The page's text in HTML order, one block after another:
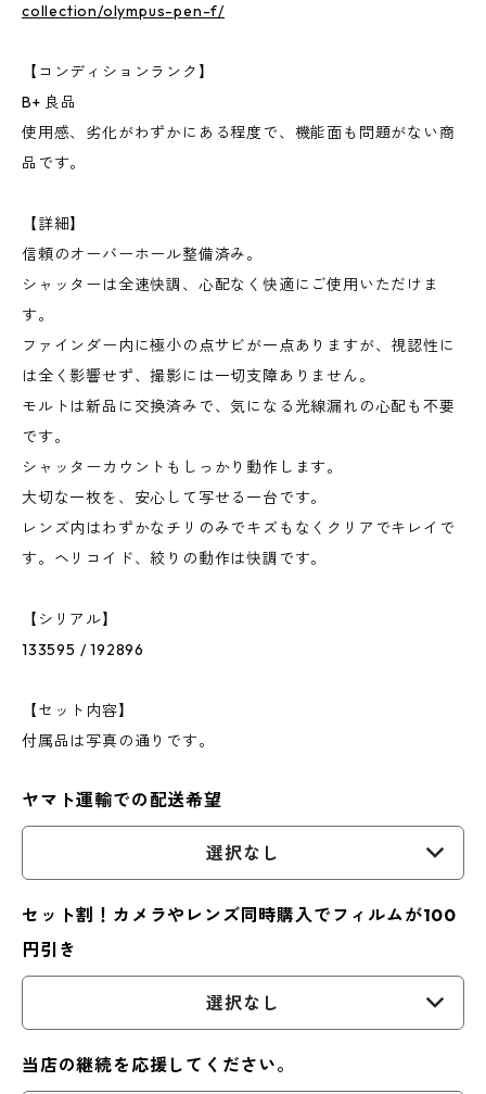
collection/olympus-pen-f/
【コンディションランク】
B+ 良品
使用感、劣化がわずかにある程度で、機能面も問題がない商
品です。
【詳細】
信頼のオーバーホール整備済み。
シャッターは全速快調、心配なく快適にご使用いただけま
す。
ファインダー内に極小の点サビが一点ありますが、視認性に
は全く影響せず、撮影には一切支障ありません。
モルトは新品に交換済みで、気になる光線漏れの心配も不要
です。
シャッターカウントもしっかり動作します。
大切な一枚を、安心して写せる一台です。
レンズ内はわずかなチリのみでキズもなくクリアでキレイで
す。ヘリコイド、絞りの動作は快調です。
【シリアル】
133595 / 192896
【セット内容】
付属品は写真の通りです。
ヤマト運輸での配送希望
選択なし
セット割！カメラやレンズ同時購入でフィルムが100
円引き
選択なし
当店の継続を応援してください。